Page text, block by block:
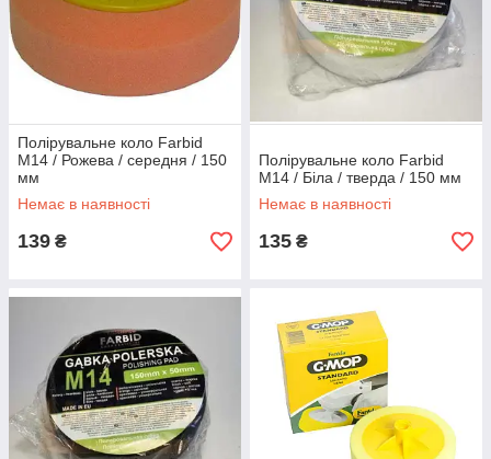
Полірувальне коло Farbid
М14 / Рожева / середня / 150
мм
Немає в наявності
139 ₴
Полірувальне коло Farbid
М14 / Біла / тверда / 150 мм
Немає в наявності
135 ₴